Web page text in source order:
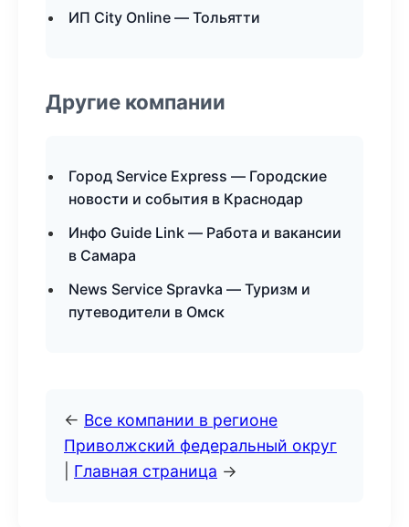
ИП City Online — Тольятти
Другие компании
Город Service Express — Городские
новости и события в Краснодар
Инфо Guide Link — Работа и вакансии
в Самара
News Service Spravka — Туризм и
путеводители в Омск
← Все компании в регионе
Приволжский федеральный округ
Главная страница →